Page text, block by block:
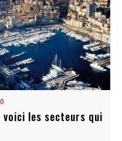
voici les secteurs qui